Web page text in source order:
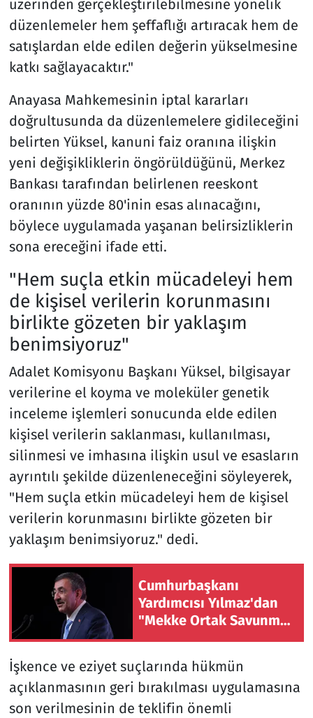
üzerinden gerçekleştirilebilmesine yönelik
düzenlemeler hem şeffaflığı artıracak hem de
satışlardan elde edilen değerin yükselmesine
katkı sağlayacaktır."
Anayasa Mahkemesinin iptal kararları
doğrultusunda da düzenlemelere gidileceğini
belirten Yüksel, kanuni faiz oranına ilişkin
yeni değişikliklerin öngörüldüğünü, Merkez
Bankası tarafından belirlenen reeskont
oranının yüzde 80'inin esas alınacağını,
böylece uygulamada yaşanan belirsizliklerin
sona ereceğini ifade etti.
"Hem suçla etkin mücadeleyi hem
de kişisel verilerin korunmasını
birlikte gözeten bir yaklaşım
benimsiyoruz"
Adalet Komisyonu Başkanı Yüksel, bilgisayar
verilerine el koyma ve moleküler genetik
inceleme işlemleri sonucunda elde edilen
kişisel verilerin saklanması, kullanılması,
silinmesi ve imhasına ilişkin usul ve esasların
ayrıntılı şekilde düzenleneceğini söyleyerek,
"Hem suçla etkin mücadeleyi hem de kişisel
verilerin korunmasını birlikte gözeten bir
yaklaşım benimsiyoruz." dedi.
Cumhurbaşkanı
Yardımcısı Yılmaz'dan
"Mekke Ortak Savunma
İşkence ve eziyet suçlarında hükmün
açıklanmasının geri bırakılması uygulamasına
son verilmesinin de teklifin önemli